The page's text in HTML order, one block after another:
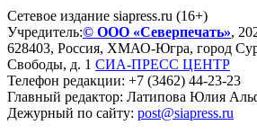
Сетевое издание siapress.ru (16+)
Учредитель:© ООО «Северпечать»,
628403, Россия, ХМАО-Югра, город
Свободы, д. 1 СИА-ПРЕСС ЦЕНТР
Телефон редакции: +7 (3462) 44-23-23
Главный редактор: Латипова Юлия
Дежурный по сайту: post@siapress.ru